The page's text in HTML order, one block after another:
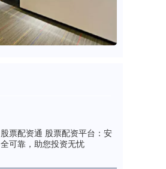
股票配资通 股票配资平台：安
全可靠，助您投资无忧